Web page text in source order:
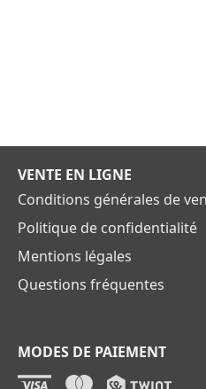
VENTE EN LIGNE
Conditions générales de
Politique de confidentialité
Mentions légales
Questions fréquentes
MODES DE PAIEMENT